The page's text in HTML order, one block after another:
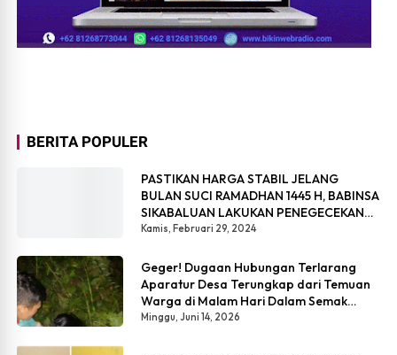
BERITA POPULER
PASTIKAN HARGA STABIL JELANG
BULAN SUCI RAMADHAN 1445 H, BABINSA
SIKABALUAN LAKUKAN PENEGECEKAN
HARGA SEMBAKO
Kamis, Februari 29, 2024
Geger! Dugaan Hubungan Terlarang
Aparatur Desa Terungkap dari Temuan
Warga di Malam Hari Dalam Semak
Belukar
Minggu, Juni 14, 2026